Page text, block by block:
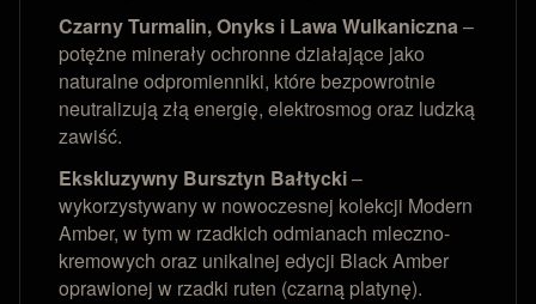
Czarny Turmalin, Onyks i Lawa Wulkaniczna–
potężne minerały ochronne działające jako
naturalne odpromienniki, które bezpowrotnie
neutralizują złą energię, elektrosmog oraz ludzką
zawiść.
Ekskluzywny Bursztyn Bałtycki–
wykorzystywany w nowoczesnej kolekcji Modern
Amber, w tym w rzadkich odmianach mleczno-
kremowych oraz unikalnej edycji Black Amber
oprawionej w rzadki ruten (czarną platynę).